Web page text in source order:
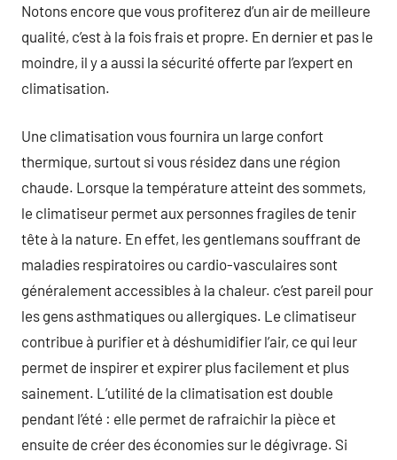
Notons encore que vous profiterez d’un air de meilleure
qualité, c’est à la fois frais et propre. En dernier et pas le
moindre, il y a aussi la sécurité offerte par l’expert en
climatisation.
Une climatisation vous fournira un large confort
thermique, surtout si vous résidez dans une région
chaude. Lorsque la température atteint des sommets,
le climatiseur permet aux personnes fragiles de tenir
tête à la nature. En effet, les gentlemans souffrant de
maladies respiratoires ou cardio-vasculaires sont
généralement accessibles à la chaleur. c’est pareil pour
les gens asthmatiques ou allergiques. Le climatiseur
contribue à purifier et à déshumidifier l’air, ce qui leur
permet de inspirer et expirer plus facilement et plus
sainement. L’utilité de la climatisation est double
pendant l’été : elle permet de rafraichir la pièce et
ensuite de créer des économies sur le dégivrage. Si